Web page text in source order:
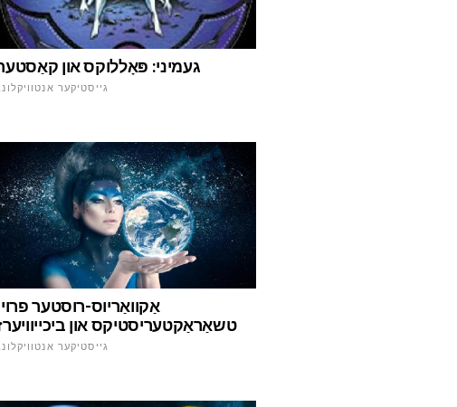
געמיני: פּאָללוקס און
גייסטיקער
אַקוואַריוס-רוסטער
טשאַראַקטעריסטיקס און
גייסטיקער